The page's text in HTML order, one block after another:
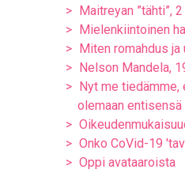
Maitreyan ”tähti”,
Mielenkiintoinen
Miten romahdus ja
Nelson Mandela,
Nyt me tiedämme,
olemaan entisensä
Onko CoVid-19
Oppi avataaroista